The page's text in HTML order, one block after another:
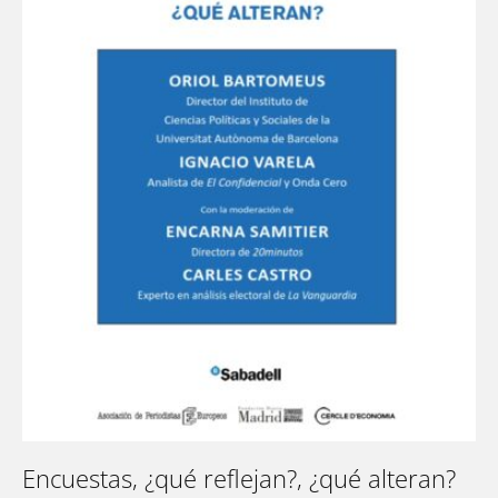
Encuestas, ¿qué reflejan?, ¿qué alteran?